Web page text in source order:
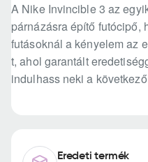
A Nike Invincible 3 az
párnázásra építő futócipő,
futásoknál a kényelem az
t, ahol garantált
indulhass neki a
Eredeti termék